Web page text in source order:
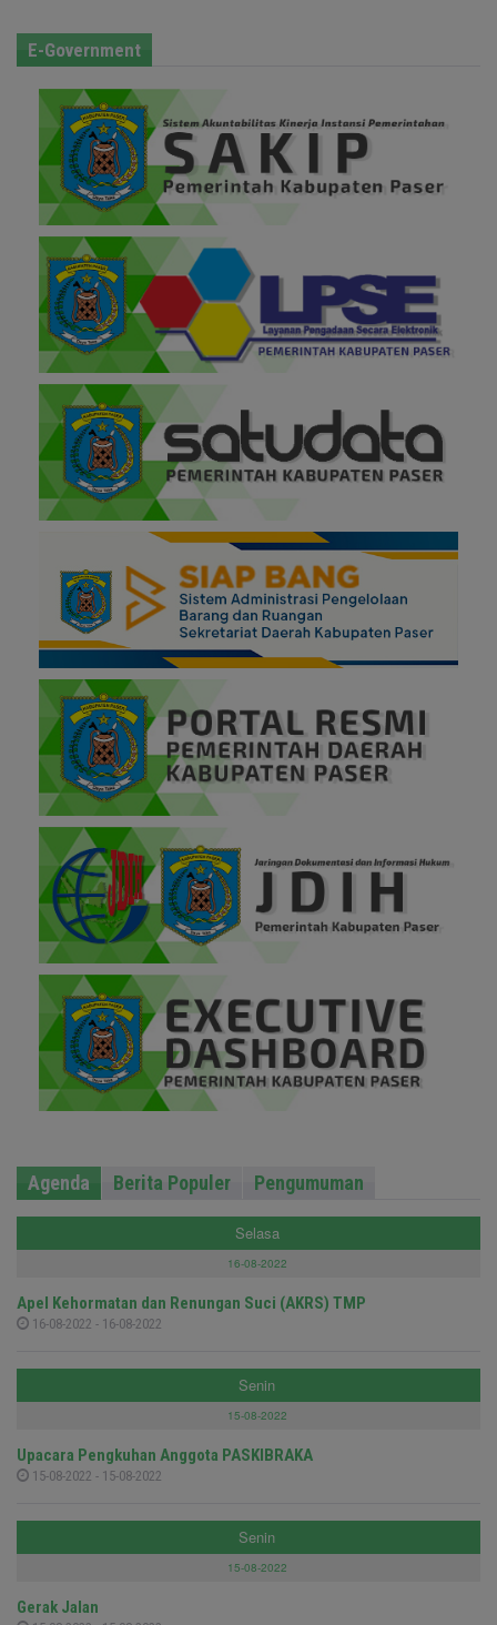
E-Government
Agenda Berita Populer Pengumuman
Selasa
16-08-2022
Apel Kehormatan dan Renungan Suci (AKRS) TMP
16-08-2022 - 16-08-2022
Senin
15-08-2022
Upacara Pengkuhan Anggota PASKIBRAKA
15-08-2022 - 15-08-2022
Senin
15-08-2022
Gerak Jalan